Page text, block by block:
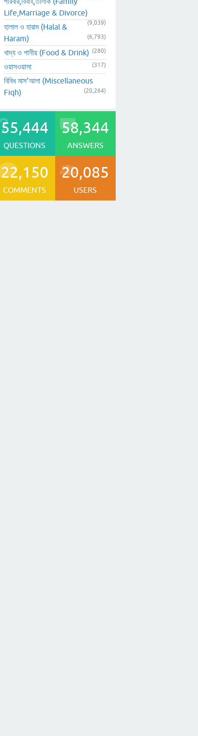
Life,Marriage & Divorce)
(9,039)
হালাল ও হারাম (Halal &
Haram)
(6,793)
খাদ্য ও পানীয় (Food & Drink) (280)
ওয়াসওয়াসা (317)
বিবিধ মাস’আলা (Miscellaneous
Fiqh)
(20,264)
55,444
QUESTIONS
58,344
ANSWERS
22,150
COMMENTS
20,085
USERS